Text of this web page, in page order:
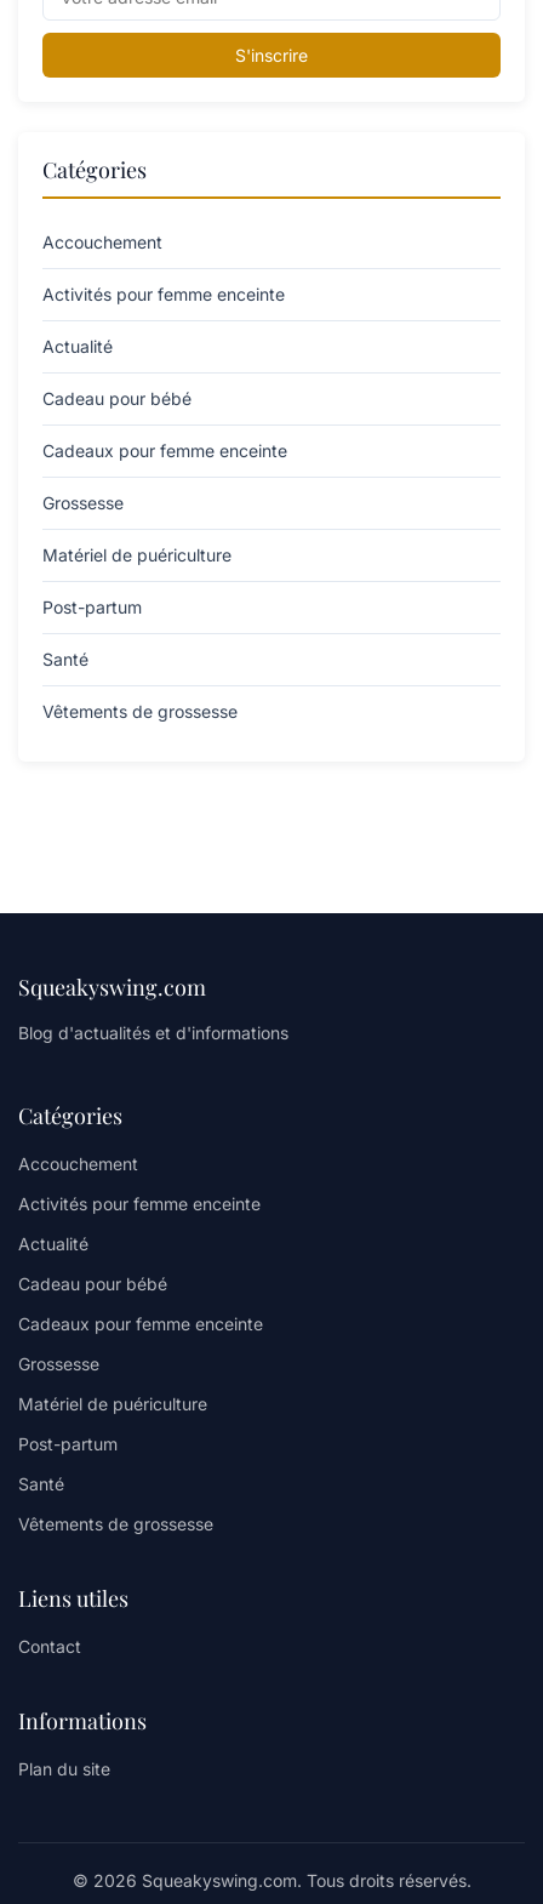
S'inscrire
Catégories
Accouchement
Activités pour femme enceinte
Actualité
Cadeau pour bébé
Cadeaux pour femme enceinte
Grossesse
Matériel de puériculture
Post-partum
Santé
Vêtements de grossesse
Squeakyswing.com
Blog d'actualités et d'informations
Catégories
Accouchement
Activités pour femme enceinte
Actualité
Cadeau pour bébé
Cadeaux pour femme enceinte
Grossesse
Matériel de puériculture
Post-partum
Santé
Vêtements de grossesse
Liens utiles
Contact
Informations
Plan du site
© 2026 Squeakyswing.com. Tous droits réservés.